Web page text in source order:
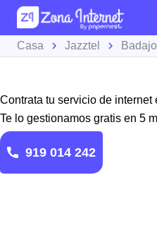
Casa Jazztel
Contrata tu servicio de internet
Te lo gestionamos gratis en 5
919 014 242